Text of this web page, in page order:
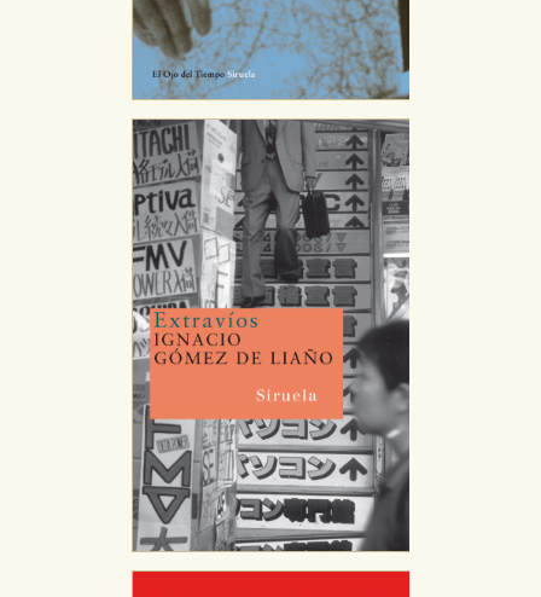
Cookies de rendimiento y analíticas
Estas cookies se utilizan para mejorar su experiencia de
navegación y optimizar el funcionamiento de nuestro
sitio web. Almacenan configuraciones de servicios para
que no tenga que reconfigurarlos cada vez que nos
anónima.
Cookies de publicidad y redes sociales
Estas cookies son gestionadas por nuestros socios
publicitarios y se utilizan para mostrar publicidad
relevante para sus intereses en otros sitios. No
almacenan directamente información personal sino
que se basan en la identificación única de su navegador
y dispositivo de internet.
GUARDAR CONFIGURACIÓN
Puede consultar nuestrapolítica de cookies